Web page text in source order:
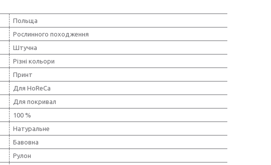
Польща
Рослинного походження
Штучна
Різні кольори
Принт
Для HoReCa
Для покривал
100 %
Натуральне
Бавовна
Рулон